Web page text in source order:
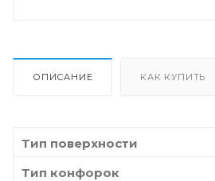
ОПИСАНИЕ КАК КУПИТЬ
Тип поверхности
Тип конфорок